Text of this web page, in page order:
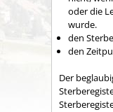
oder die
wurde.
den
den
Der